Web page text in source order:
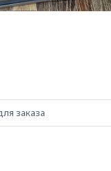
заказа